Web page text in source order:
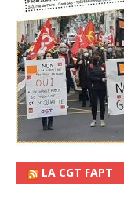
LA CGT FAPT